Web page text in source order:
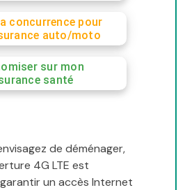
concurrence pour
auto/moto
sur mon
santé
de déménager,
4G LTE est
un accès Internet